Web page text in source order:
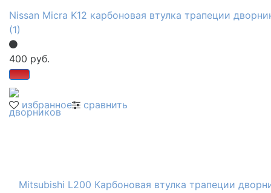
избранное сравнить
Nissan Micra K12 карбоновая втулка трапеции
(1)
400 руб.